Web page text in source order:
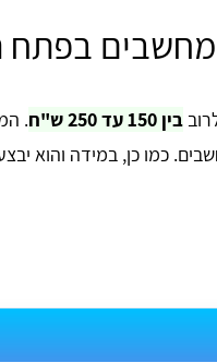
מחשבים בפתח
בין 150 עד 250 ש"ח
.
כמו כן, במידה והוא